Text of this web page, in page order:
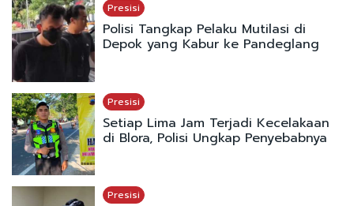
Presisi
Polisi Tangkap Pelaku Mutilasi di
Depok yang Kabur ke Pandeglang
Presisi
Setiap Lima Jam Terjadi Kecelakaan
di Blora, Polisi Ungkap Penyebabnya
Presisi